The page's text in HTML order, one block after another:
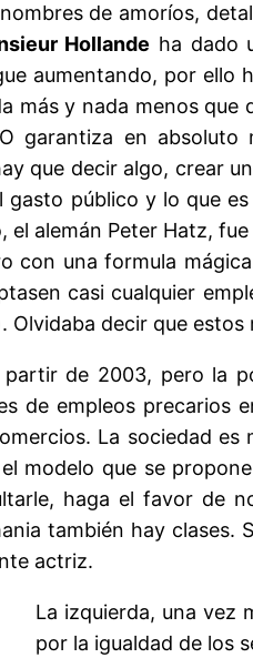
de amoríos,
Hollande ha dado
aumentando, por
más y nada menos
garantiza en
que decir algo, crear
público y lo que
el alemán Peter Hatz,
con una formula
casi cualquier
Olvidaba decir que
de 2003, pero la
de empleos precarios
La sociedad
modelo que se
haga el favor de
también hay
actriz.
La izquierda, una vez
por la igualdad de los